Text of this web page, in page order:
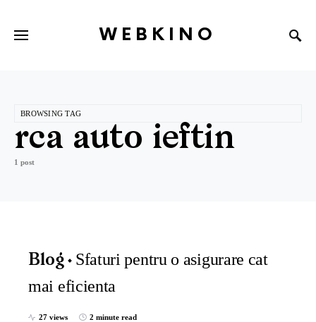
WEBKINO
BROWSING TAG
rca auto ieftin
1 post
Blog
Sfaturi pentru o asigurare cat
mai eficienta
27 views 2 minute read